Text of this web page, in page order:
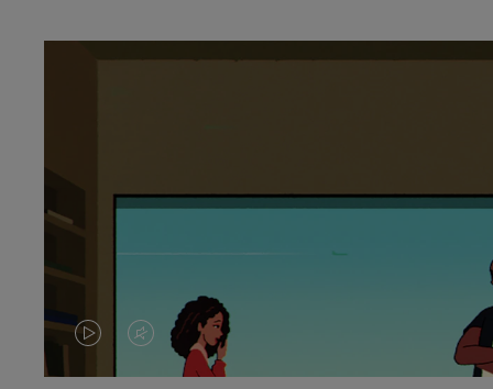
DASVIDEO